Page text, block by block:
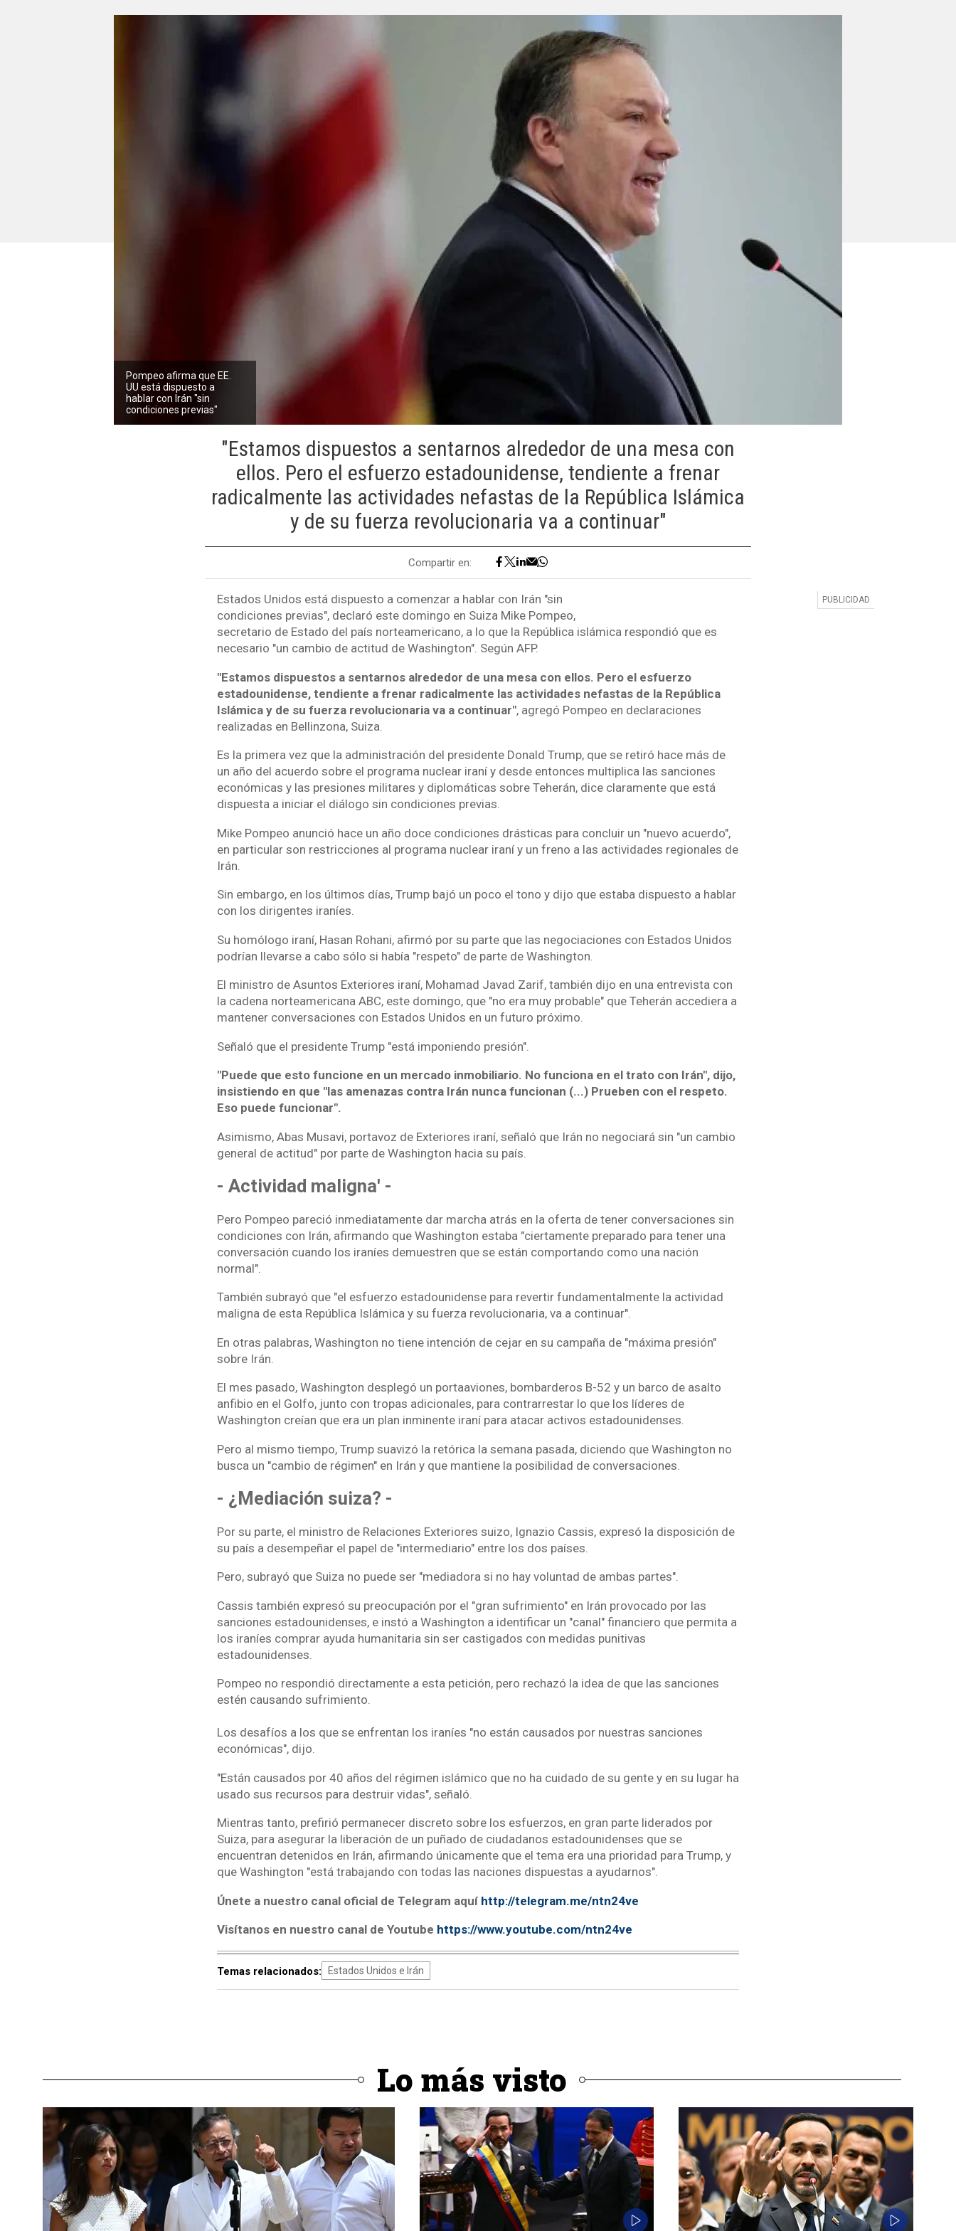
Pompeo afirma que EE.
UU está dispuesto a
hablar con Irán "sin
condiciones previas"
"Estamos dispuestos a sentarnos alrededor de una mesa con
ellos. Pero el esfuerzo estadounidense, tendiente a frenar
radicalmente las actividades nefastas de la República Islámica
y de su fuerza revolucionaria va a continuar"
Compartir en:
Estados Unidos está dispuesto a comenzar a hablar con Irán "sin
condiciones previas", declaró este domingo en Suiza Mike Pompeo,
secretario de Estado del país norteamericano, a lo que la República islámica respondió que es
necesario "un cambio de actitud de Washington". Según AFP.
"Estamos dispuestos a sentarnos alrededor de una mesa con ellos. Pero el esfuerzo
estadounidense, tendiente a frenar radicalmente las actividades nefastas de la República
Islámica y de su fuerza revolucionaria va a continuar", agregó Pompeo en declaraciones
realizadas en Bellinzona, Suiza.
Es la primera vez que la administración del presidente Donald Trump, que se retiró hace más de
un año del acuerdo sobre el programa nuclear iraní y desde entonces multiplica las sanciones
económicas y las presiones militares y diplomáticas sobre Teherán, dice claramente que está
dispuesta a iniciar el diálogo sin condiciones previas.
Mike Pompeo anunció hace un año doce condiciones drásticas para concluir un "nuevo acuerdo",
en particular son restricciones al programa nuclear iraní y un freno a las actividades regionales de
Irán.
Sin embargo, en los últimos días, Trump bajó un poco el tono y dijo que estaba dispuesto a hablar
con los dirigentes iraníes.
Su homólogo iraní, Hasan Rohani, afirmó por su parte que las negociaciones con Estados Unidos
podrían llevarse a cabo sólo si había "respeto" de parte de Washington.
El ministro de Asuntos Exteriores iraní, Mohamad Javad Zarif, también dijo en una entrevista con
la cadena norteamericana ABC, este domingo, que "no era muy probable" que Teherán accediera a
mantener conversaciones con Estados Unidos en un futuro próximo.
Señaló que el presidente Trump "está imponiendo presión".
"Puede que esto funcione en un mercado inmobiliario. No funciona en el trato con Irán", dijo,
insistiendo en que "las amenazas contra Irán nunca funcionan (...) Prueben con el respeto.
Eso puede funcionar".
Asimismo, Abas Musavi, portavoz de Exteriores iraní, señaló que Irán no negociará sin "un cambio
general de actitud" por parte de Washington hacia su país.
- Actividad maligna' -
Pero Pompeo pareció inmediatamente dar marcha atrás en la oferta de tener conversaciones sin
condiciones con Irán, afirmando que Washington estaba "ciertamente preparado para tener una
conversación cuando los iraníes demuestren que se están comportando como una nación
normal".
También subrayó que "el esfuerzo estadounidense para revertir fundamentalmente la actividad
maligna de esta República Islámica y su fuerza revolucionaria, va a continuar".
En otras palabras, Washington no tiene intención de cejar en su campaña de "máxima presión"
sobre Irán.
El mes pasado, Washington desplegó un portaaviones, bombarderos B-52 y un barco de asalto
anfibio en el Golfo, junto con tropas adicionales, para contrarrestar lo que los líderes de
Washington creían que era un plan inminente iraní para atacar activos estadounidenses.
Pero al mismo tiempo, Trump suavizó la retórica la semana pasada, diciendo que Washington no
busca un "cambio de régimen" en Irán y que mantiene la posibilidad de conversaciones.
- ¿Mediación suiza? -
Por su parte, el ministro de Relaciones Exteriores suizo, Ignazio Cassis, expresó la disposición de
su país a desempeñar el papel de "intermediario" entre los dos países.
Pero, subrayó que Suiza no puede ser "mediadora si no hay voluntad de ambas partes".
Cassis también expresó su preocupación por el "gran sufrimiento" en Irán provocado por las
sanciones estadounidenses, e instó a Washington a identificar un "canal" financiero que permita a
los iraníes comprar ayuda humanitaria sin ser castigados con medidas punitivas
estadounidenses.
Pompeo no respondió directamente a esta petición, pero rechazó la idea de que las sanciones
estén causando sufrimiento.
Los desafíos a los que se enfrentan los iraníes "no están causados por nuestras sanciones
económicas", dijo.
"Están causados por 40 años del régimen islámico que no ha cuidado de su gente y en su lugar ha
usado sus recursos para destruir vidas", señaló.
Mientras tanto, prefirió permanecer discreto sobre los esfuerzos, en gran parte liderados por
Suiza, para asegurar la liberación de un puñado de ciudadanos estadounidenses que se
encuentran detenidos en Irán, afirmando únicamente que el tema era una prioridad para Trump, y
que Washington "está trabajando con todas las naciones dispuestas a ayudarnos".
Únete a nuestro canal oficial de Telegram aquí http://telegram.me/ntn24ve
Visítanos en nuestro canal de Youtube https://www.youtube.com/ntn24ve
Temas relacionados: Estados Unidos e Irán
Lo más visto